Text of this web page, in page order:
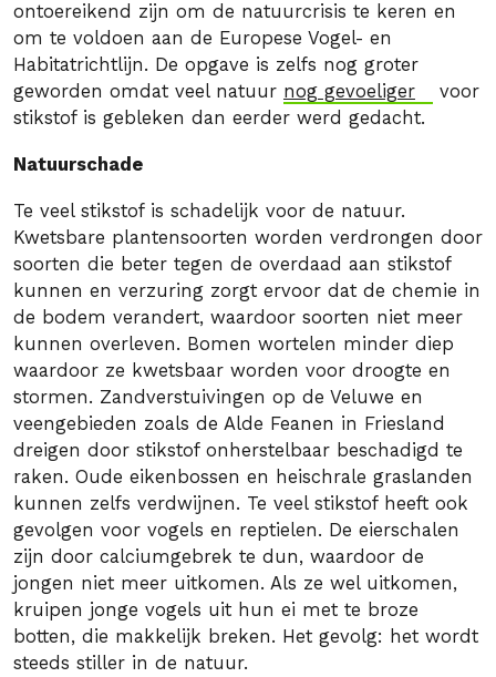
ontoereikend zijn om de natuurcrisis te keren en
om te voldoen aan de Europese Vogel- en
Habitatrichtlijn. De opgave is zelfs nog groter
geworden omdat veel natuur nog gevoeliger
voor
stikstof is gebleken dan eerder werd gedacht.
Natuurschade
Te veel stikstof is schadelijk voor de natuur.
Kwetsbare plantensoorten worden verdrongen door
soorten die beter tegen de overdaad aan stikstof
kunnen en verzuring zorgt ervoor dat de chemie in
de bodem verandert, waardoor soorten niet meer
kunnen overleven. Bomen wortelen minder diep
waardoor ze kwetsbaar worden voor droogte en
stormen. Zandverstuivingen op de Veluwe en
veengebieden zoals de Alde Feanen in Friesland
dreigen door stikstof onherstelbaar beschadigd te
raken. Oude eikenbossen en heischrale graslanden
kunnen zelfs verdwijnen. Te veel stikstof heeft ook
gevolgen voor vogels en reptielen. De eierschalen
zijn door calciumgebrek te dun, waardoor de
jongen niet meer uitkomen. Als ze wel uitkomen,
kruipen jonge vogels uit hun ei met te broze
botten, die makkelijk breken. Het gevolg: het wordt
steeds stiller in de natuur.